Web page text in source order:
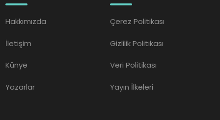
Hakkımızda
İletişim
Künye
Yazarlar
Çerez Politikası
Gizlilik Politikası
Veri Politikası
Yayın İlkeleri